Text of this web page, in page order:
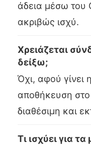
άδεια μέσω του
ακριβώς ισχύ.
Χρειάζεται
δείξω;
Όχι, αφού γίνει
αποθήκευση στο
διαθέσιμη και
Τι ισχύει για